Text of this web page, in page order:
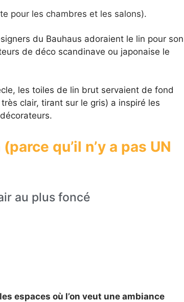
pour les chambres et les salons).
du Bauhaus adoraient le lin pour son
de déco scandinave ou japonaise le
les toiles de lin brut servaient de fond
clair, tirant sur le gris) a inspiré les
qu’il n’y a pas UN
au plus foncé
espaces où l’on veut une ambiance